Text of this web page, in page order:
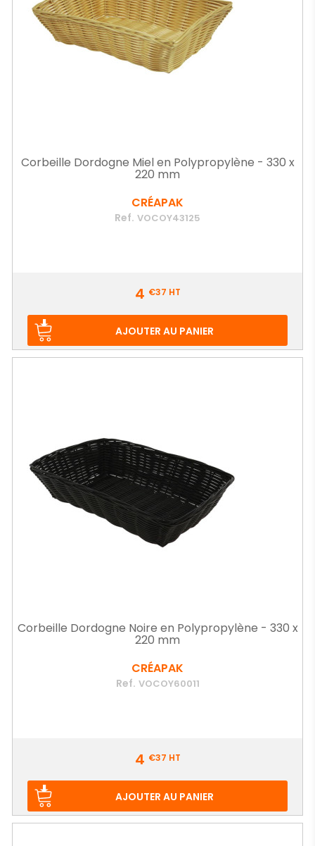
Corbeille Dordogne Miel en Polypropylène - 330 x
220 mm
CRÉAPAK
Ref. VOCOY43125
4 €37 HT
AJOUTER AU PANIER
Corbeille Dordogne Noire en Polypropylène - 330 x
220 mm
CRÉAPAK
Ref. VOCOY60011
4 €37 HT
AJOUTER AU PANIER